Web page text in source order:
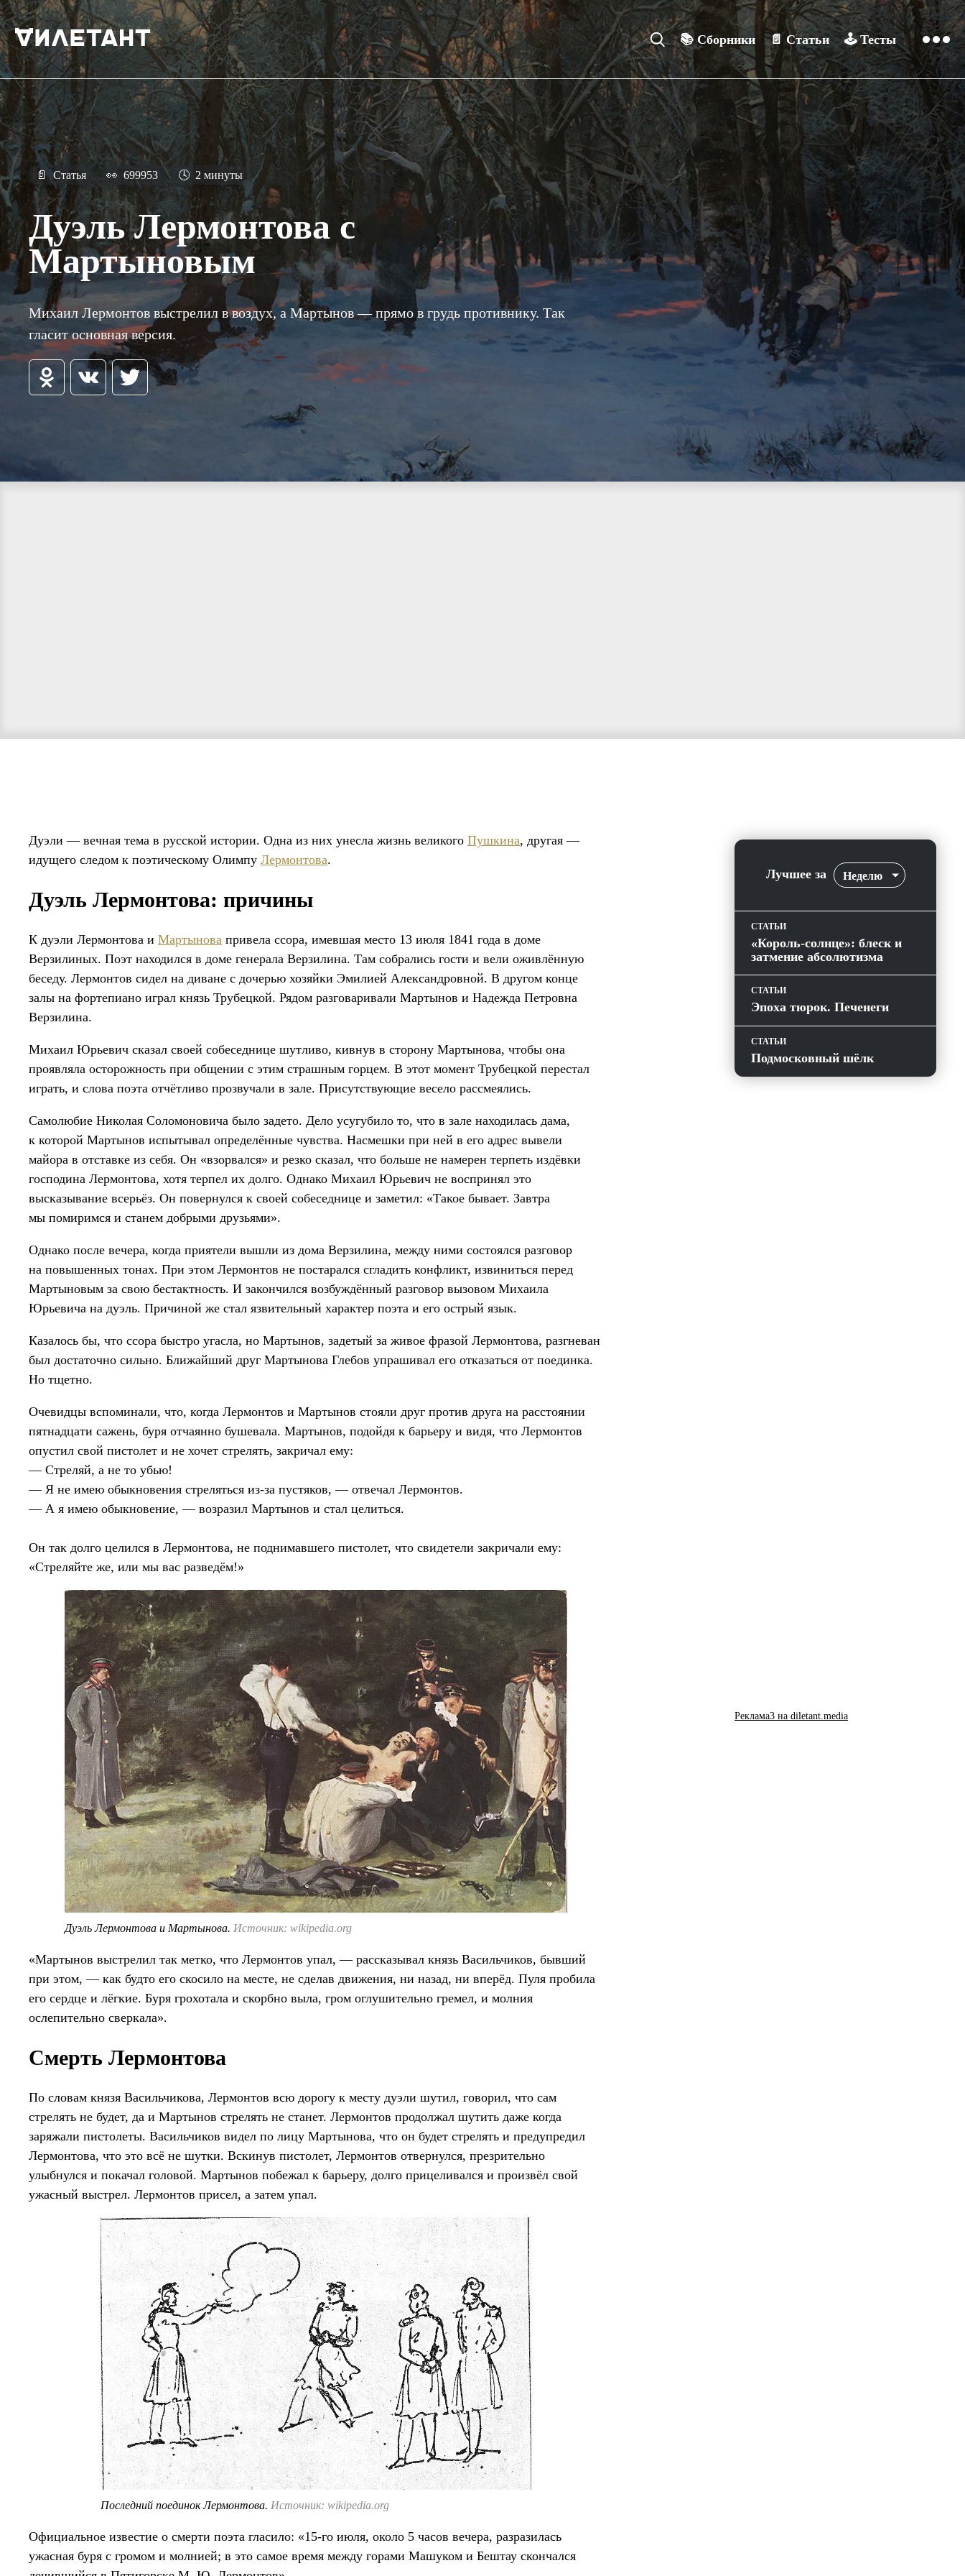
📚Сборники 📄 Статьи 🕹️Тесты
📄 Статья 👀 699953 🕓 2 минуты
Дуэль Лермонтова с
Мартыновым
Михаил Лермонтов выстрелил в воздух, а Мартынов — прямо в грудь противнику. Так
гласит основная версия.
Дуэли — вечная тема в русской истории. Одна из них унесла жизнь великого Пушкина, другая —
идущего следом к поэтическому Олимпу Лермонтова.
Дуэль Лермонтова: причины
К дуэли Лермонтова и Мартынова привела ссора, имевшая место 13 июля 1841 года в доме
Верзилиных. Поэт находился в доме генерала Верзилина. Там собрались гости и вели оживлённую
беседу. Лермонтов сидел на диване с дочерью хозяйки Эмилией Александровной. В другом конце
залы на фортепиано играл князь Трубецкой. Рядом разговаривали Мартынов и Надежда Петровна
Верзилина.
Михаил Юрьевич сказал своей собеседнице шутливо, кивнув в сторону Мартынова, чтобы она
проявляла осторожность при общении с этим страшным горцем. В этот момент Трубецкой перестал
играть, и слова поэта отчётливо прозвучали в зале. Присутствующие весело рассмеялись.
Самолюбие Николая Соломоновича было задето. Дело усугубило то, что в зале находилась дама,
к которой Мартынов испытывал определённые чувства. Насмешки при ней в его адрес вывели
майора в отставке из себя. Он «взорвался» и резко сказал, что больше не намерен терпеть издёвки
господина Лермонтова, хотя терпел их долго. Однако Михаил Юрьевич не воспринял это
высказывание всерьёз. Он повернулся к своей собеседнице и заметил: «Такое бывает. Завтра
мы помиримся и станем добрыми друзьями».
Однако после вечера, когда приятели вышли из дома Верзилина, между ними состоялся разговор
на повышенных тонах. При этом Лермонтов не постарался сгладить конфликт, извиниться перед
Мартыновым за свою бестактность. И закончился возбуждённый разговор вызовом Михаила
Юрьевича на дуэль. Причиной же стал язвительный характер поэта и его острый язык.
Казалось бы, что ссора быстро угасла, но Мартынов, задетый за живое фразой Лермонтова, разгневан
был достаточно сильно. Ближайший друг Мартынова Глебов упрашивал его отказаться от поединка.
Но тщетно.
Очевидцы вспоминали, что, когда Лермонтов и Мартынов стояли друг против друга на расстоянии
пятнадцати сажень, буря отчаянно бушевала. Мартынов, подойдя к барьеру и видя, что Лермонтов
опустил свой пистолет и не хочет стрелять, закричал ему:
— Стреляй, а не то убью!
— Я не имею обыкновения стреляться из-за пустяков, — отвечал Лермонтов.
— А я имею обыкновение, — возразил Мартынов и стал целиться.
Он так долго целился в Лермонтова, не поднимавшего пистолет, что свидетели закричали ему:
«Стреляйте же, или мы вас разведём!»
Дуэль Лермонтова и Мартынова. Источник: wikipedia.org
«Мартынов выстрелил так метко, что Лермонтов упал, — рассказывал князь Васильчиков, бывший
при этом, — как будто его скосило на месте, не сделав движения, ни назад, ни вперёд. Пуля пробила
его сердце и лёгкие. Буря грохотала и скорбно выла, гром оглушительно гремел, и молния
ослепительно сверкала».
Смерть Лермонтова
По словам князя Васильчикова, Лермонтов всю дорогу к месту дуэли шутил, говорил, что сам
стрелять не будет, да и Мартынов стрелять не станет. Лермонтов продолжал шутить даже когда
заряжали пистолеты. Васильчиков видел по лицу Мартынова, что он будет стрелять и предупредил
Лермонтова, что это всё не шутки. Вскинув пистолет, Лермонтов отвернулся, презрительно
улыбнулся и покачал головой. Мартынов побежал к барьеру, долго прицеливался и произвёл свой
ужасный выстрел. Лермонтов присел, а затем упал.
Последний поединок Лермонтова. Источник: wikipedia.org
Официальное известие о смерти поэта гласило: «15-го июля, около 5 часов вечера, разразилась
ужасная буря с громом и молнией; в это самое время между горами Машуком и Бештау скончался
Лучшее за Неделю
СТАТЬИ
«Король-солнце»: блеск и
затмение абсолютизма
СТАТЬИ
Эпоха тюрок. Печенеги
СТАТЬИ
Подмосковный шёлк
Реклама3 на diletant.media